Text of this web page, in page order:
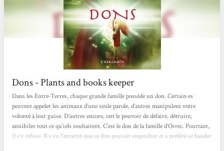
Dons - Plants and books keeper
Dans les Entre-Terres, chaque grande famille possède un don. Certain·es
peuvent appeler les animaux d’une seule parole, d’autres manipulent votre
volonté à leur guise. D’autres encore, ont le pouvoir de défaire, détruire,
annihiler tout ce qu’iels souhaitent. C’est le don de la famille d’Orrec. Pourtant,
il s’y refuse. Il a vu l’atrocité que ce don pouvait engendrer et a préféré se bander